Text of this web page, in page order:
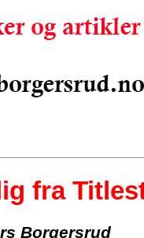
fra
Borgersrud